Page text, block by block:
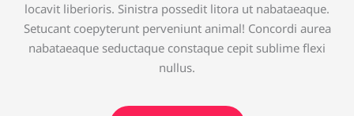
locavit liberioris. Sinistra possedit litora ut nabataeaque.
Setucant coepyterunt perveniunt animal! Concordi aurea
nabataeaque seductaque constaque cepit sublime flexi
nullus.